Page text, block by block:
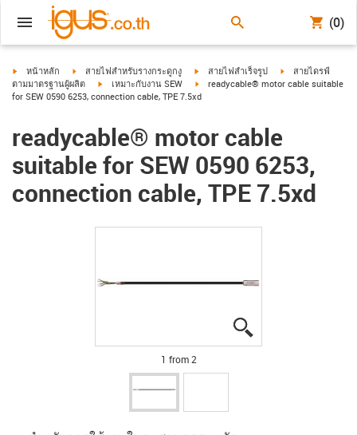
(0)
igus-icon-arrow-right
หน้าหลัก igus-icon-arrow-right
สายไฟสำหรับรางกระดูกงู igus-icon-arrow-right
สายไฟสำเร็จรูป igus-icon-arrow-
สายไดรฟ์
ตามมาตรฐานผู้ผลิต
igus-icon-arrow-right
เหมาะกับงาน SEW igus-icon-arrow-right
readycable® motor cable suitable
for SEW 0590 6253, connection cable, TPE 7.5xd
readycable® motor cable
suitable for SEW 0590 6253,
connection cable, TPE 7.5xd
1 from 2